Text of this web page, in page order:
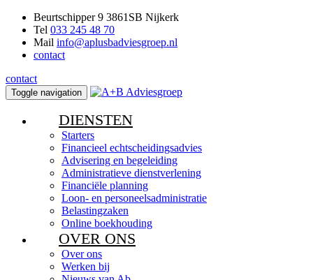
Beurtschipper 9 3861SB Nijkerk
Tel 033 245 48 70
Mail info@aplusbadviesgroep.nl
contact
contact
Toggle navigation
DIENSTEN
Starters
Financieel echtscheidingsadvies
Advisering en begeleiding
Administratieve dienstverlening
Financiële planning
Loon- en personeelsadministratie
Belastingzaken
Online boekhouding
OVER ONS
Over ons
Werken bij